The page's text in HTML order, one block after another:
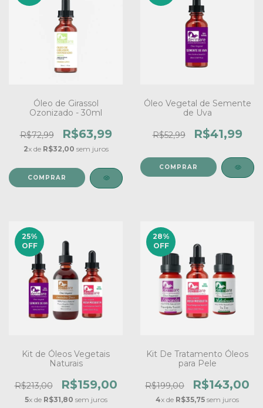
Óleo de Girassol
Ozonizado - 30ml
R$72,99 R$63,99
2x de R$32,00 sem juros
Óleo Vegetal de Semente
de Uva
R$52,99 R$41,99
25%
OFF
Kit de Óleos Vegetais
Naturais
R$213,00 R$159,00
5x de R$31,80 sem juros
28%
OFF
Kit De Tratamento Óleos
para Pele
R$199,00 R$143,00
4x de R$35,75 sem juros